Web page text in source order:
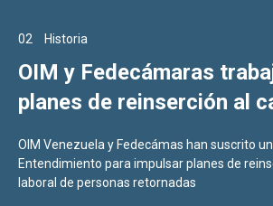
01 Historia
Venezuela: Donde la
en pie
Un mes después de dos devastadores
02 Historia
OIM y Fedecámaras
planes de reinserción al
OIM Venezuela y Fedecámas han suscrito
Entendimiento para impulsar planes de
laboral de personas retornadas
03 Historia
Un aula comunitaria
ACNUR abre caminos y
niños que regresan a
En diciembre de 2025, Mariana* decidió
junto con sus dos hijas pequeñas.